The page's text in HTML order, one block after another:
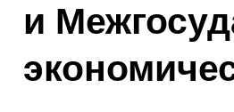
и